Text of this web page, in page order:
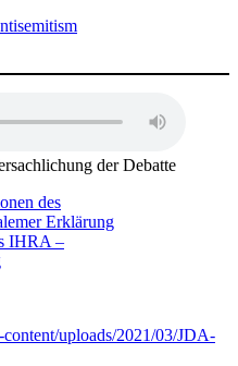
der Debatte
des
Erklärung
IHRA –
uploads/2021/03/JDA-